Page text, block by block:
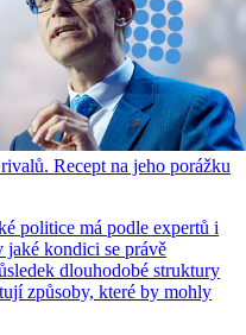
Recept na jeho porážku
politice má podle expertů i
kondici se právě
dlouhodobé struktury
způsoby, které by mohly